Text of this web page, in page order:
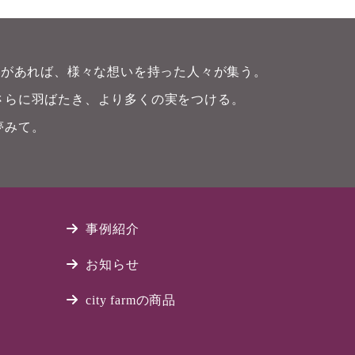
あれば、様々な想いを持った人々が集う。
に羽ばたき、より多くの実をつける。
て。
事例紹介
お知らせ
city farmの商品